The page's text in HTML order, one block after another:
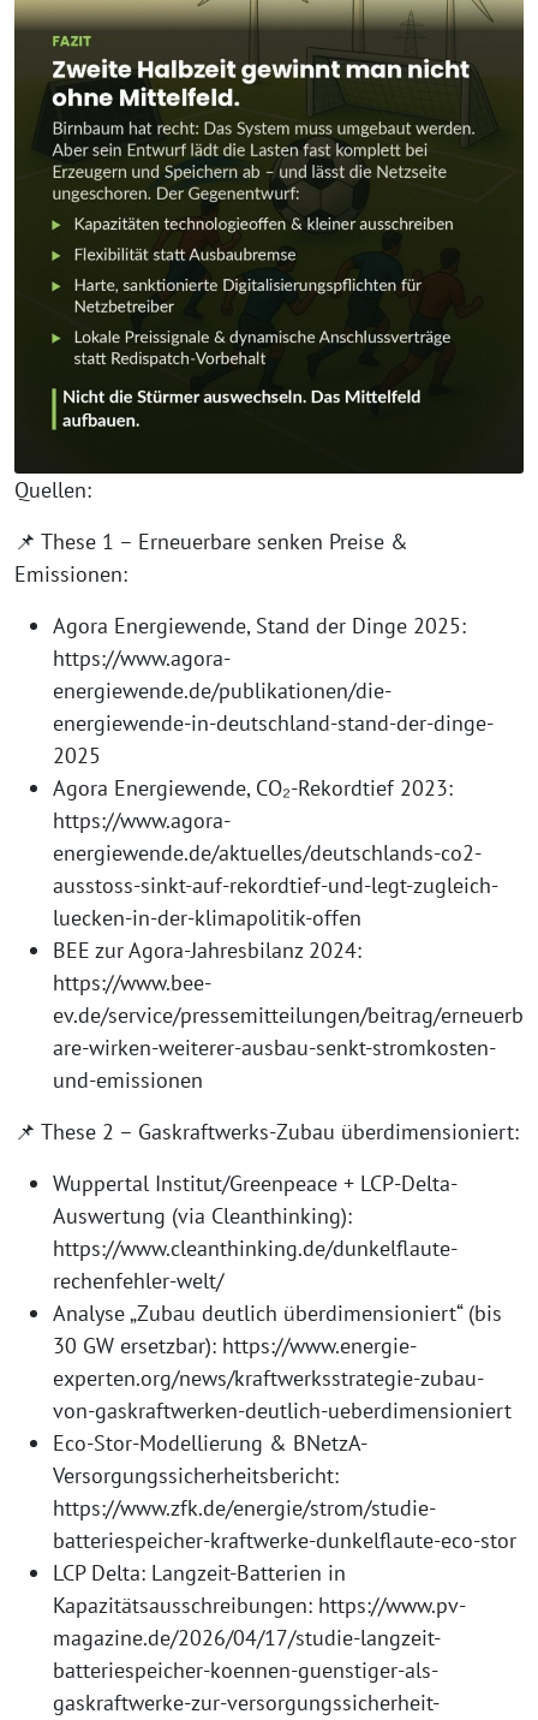
Quellen:
📌 These 1 – Erneuerbare senken Preise &
Emissionen:
Agora Energiewende, Stand der Dinge 2025:
https://www.agora-
energiewende.de/publikationen/die-
energiewende-in-deutschland-stand-der-dinge-
2025
Agora Energiewende, CO₂-Rekordtief 2023:
https://www.agora-
energiewende.de/aktuelles/deutschlands-co2-
ausstoss-sinkt-auf-rekordtief-und-legt-zugleich-
luecken-in-der-klimapolitik-offen
BEE zur Agora-Jahresbilanz 2024:
https://www.bee-
ev.de/service/pressemitteilungen/beitrag/erneuerb
are-wirken-weiterer-ausbau-senkt-stromkosten-
und-emissionen
📌 These 2 – Gaskraftwerks-Zubau überdimensioniert:
Wuppertal Institut/Greenpeace + LCP-Delta-
Auswertung (via Cleanthinking):
https://www.cleanthinking.de/dunkelflaute-
rechenfehler-welt/
Analyse „Zubau deutlich überdimensioniert“ (bis
30 GW ersetzbar): https://www.energie-
experten.org/news/kraftwerksstrategie-zubau-
von-gaskraftwerken-deutlich-ueberdimensioniert
Eco-Stor-Modellierung & BNetzA-
Versorgungssicherheitsbericht:
https://www.zfk.de/energie/strom/studie-
batteriespeicher-kraftwerke-dunkelflaute-eco-stor
LCP Delta: Langzeit-Batterien in
Kapazitätsausschreibungen: https://www.pv-
magazine.de/2026/04/17/studie-langzeit-
batteriespeicher-koennen-guenstiger-als-
gaskraftwerke-zur-versorgungssicherheit-